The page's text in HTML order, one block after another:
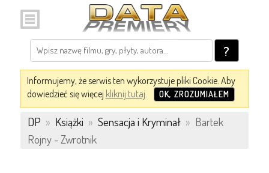
?
Informujemy, że serwis ten wykorzystuje pliki Cookie. Aby
dowiedzieć się więcej kliknij tutaj. OK, ZROZUMIAŁEM
DP » Książki » Sensacja i Kryminał » Bartek
Rojny - Zwrotnik